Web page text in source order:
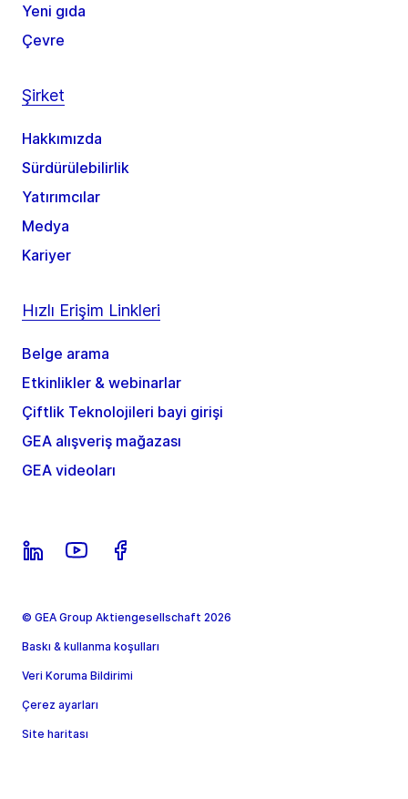
Yeni gıda
Çevre
Şirket
Hakkımızda
Sürdürülebilirlik
Yatırımcılar
Medya
Kariyer
Hızlı Erişim Linkleri
Belge arama
Etkinlikler & webinarlar
Çiftlik Teknolojileri bayi girişi
GEA alışveriş mağazası
GEA videoları
© GEA Group Aktiengesellschaft 2026
Baskı & kullanma koşulları
Veri Koruma Bildirimi
Çerez ayarları
Site haritası